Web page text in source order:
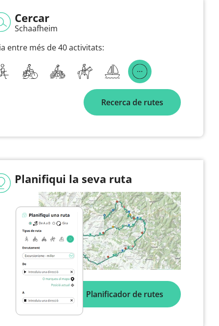
Cercar
Schaafheim
entre més de 40 activitats:
Recerca de rutes
Planifiqui la seva ruta
Planificador de rutes